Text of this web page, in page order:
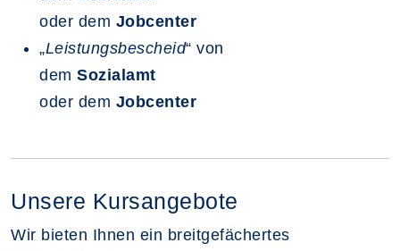
oder dem Jobcenter
„Leistungsbescheid“ von
dem Sozialamt
oder dem Jobcenter
Unsere Kursangebote
Wir bieten Ihnen ein breitgefächertes